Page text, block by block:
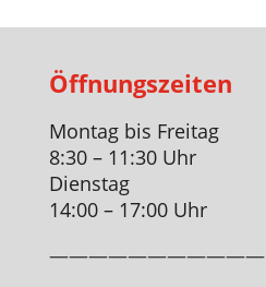
Öffnungszeiten
Montag bis Freitag
8:30 – 11:30 Uhr
Dienstag
14:00 – 17:00 Uhr
———————————